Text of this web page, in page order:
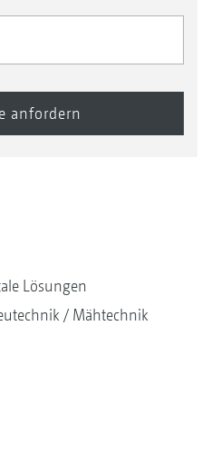
Lösungen
Mähtechnik